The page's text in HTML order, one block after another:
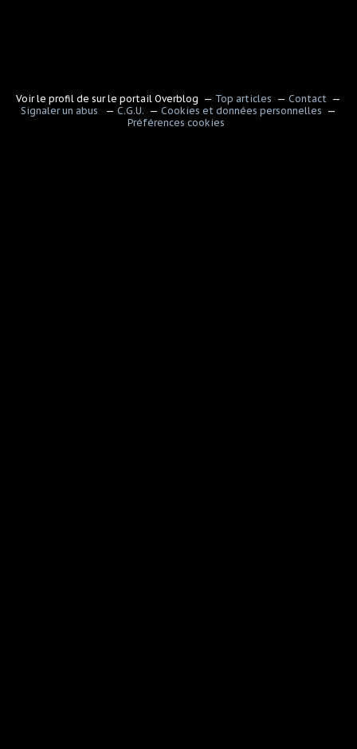
Voir le profil de sur le portail Overblog Top articles
Contact
Signaler un abus
C.G.U.
Cookies et données personnelles
Préférences cookies